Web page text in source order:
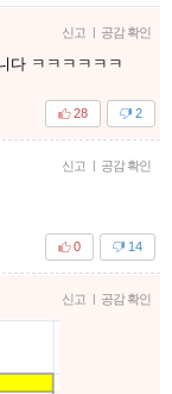
신고 | 공감 확인
다 ㅋㅋㅋㅋㅋㅋ
2
28
신고 | 공감 확인
14
0
신고 | 공감 확인